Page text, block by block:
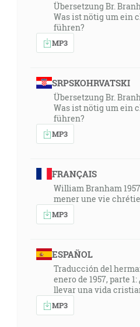
Übersetzung Br.
Was ist nötig um ein
führen?
MP3
SRPSKOHRVATSKI
Übersetzung Br.
Was ist nötig um ein
führen?
MP3
FRANÇAIS
William Branham
mener une vie
MP3
ESPAÑOL
Traducción del
enero de 1957, parte
llevar una vida
MP3